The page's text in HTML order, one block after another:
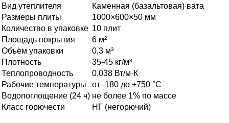
Вид утеплителя
Каменная (базальтовая) вата
Размеры плиты
1000×600×50 мм
Количество в упаковке 10 плит
Площадь покрытия
6 м²
Объём упаковки
0,3 м³
Плотность
35-45 кг/м³
Теплопроводность
0,038 Вт/м·К
Рабочие температуры
от -180 до +750 °C
Водопоглощение (24 ч) не более 1% по массе
Класс горючести
НГ (негорючий)